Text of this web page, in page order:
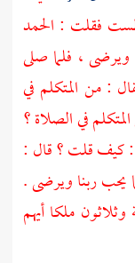
فقلت : الحمد
ويرضى ، فلما صلى
: من المتكلم في
في الصلاة ؟
: كيف قلت ؟ قال :
يحب ربنا ويرضى .
ملكا أيهم